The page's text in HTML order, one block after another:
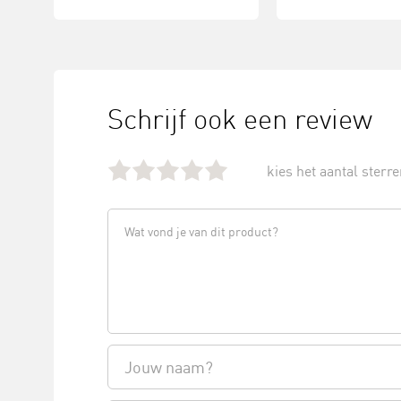
Schrijf ook een review
kies het aantal